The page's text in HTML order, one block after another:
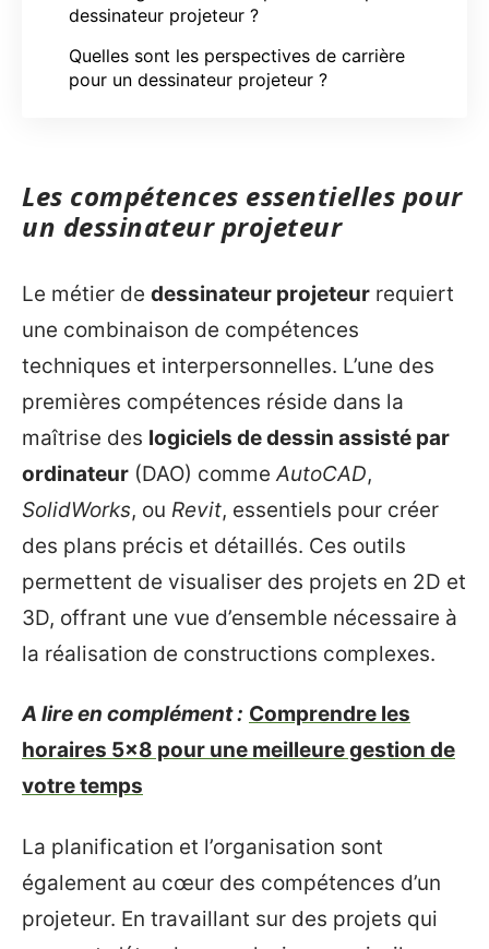
dessinateur projeteur ?
Quelles sont les perspectives de carrière
pour un dessinateur projeteur ?
Les compétences essentielles pour
un dessinateur projeteur
Le métier de dessinateur projeteur requiert
une combinaison de compétences
techniques et interpersonnelles. L’une des
premières compétences réside dans la
maîtrise des logiciels de dessin assisté par
ordinateur (DAO) comme AutoCAD,
SolidWorks, ou Revit, essentiels pour créer
des plans précis et détaillés. Ces outils
permettent de visualiser des projets en 2D et
3D, offrant une vue d’ensemble nécessaire à
la réalisation de constructions complexes.
A lire en complément : Comprendre les
horaires 5x8 pour une meilleure gestion de
votre temps
La planification et l’organisation sont
également au cœur des compétences d’un
projeteur. En travaillant sur des projets qui